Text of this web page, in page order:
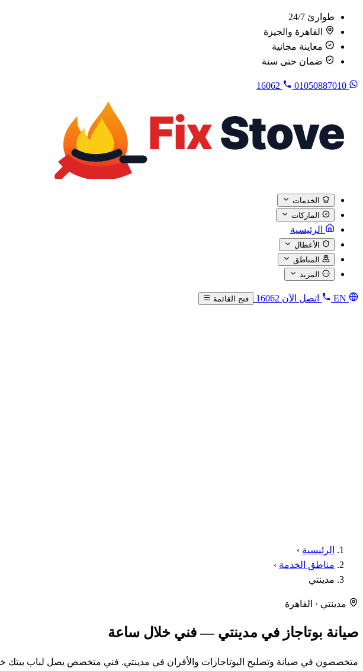
طوارئ 24/7
القاهرة والجيزة
معاينة مجانية
ضمان حتى سنة
01050887010
16062
الخدمات
الماركات
الرئيسية
الأعطال
المناطق
المزيد
EN اتصل الآن 16062 فتح القائمة
الرئيسية ›
مناطق الخدمة ›
مدينتي
مدينتي · القاهرة
صيانة بوتاجاز في مدينتي — فني خلال ساعة
متخصصون في صيانة وتصليح البوتاجازات والأفران في مدينتي. فني متخصص يصل لباب بيتك